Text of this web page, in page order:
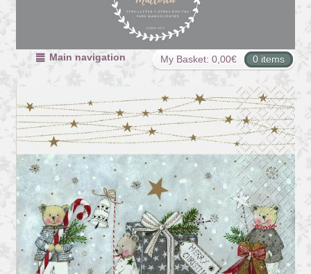
My Basket: 0,00€ 0 items
Main navigation